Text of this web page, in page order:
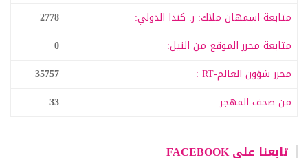
متابعة اسمهان ملاك: ر. كندا الدولي:
2778
متابعة محرر الموقع من النيل:
0
محرر شؤون العالم-RT :
35757
من صحف المهجر:
33
تابعنا على FACEBOOK